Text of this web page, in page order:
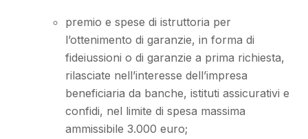
premio e spese di istruttoria per
l’ottenimento di garanzie, in forma di
fideiussioni o di garanzie a prima richiesta,
rilasciate nell’interesse dell’impresa
beneficiaria da banche, istituti assicurativi e
confidi, nel limite di spesa massima
ammissibile 3.000 euro;